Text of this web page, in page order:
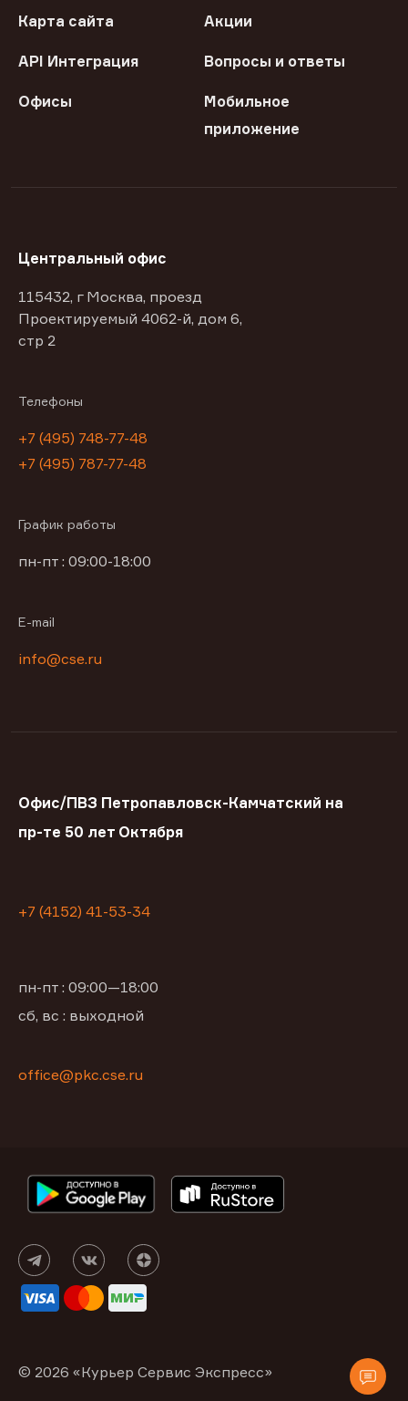
Карта сайта Акции
API Интеграция Вопросы и ответы
Офисы
Мобильное
приложение
Центральный офис
115432, г Москва, проезд
Проектируемый 4062-й, дом 6,
стр 2
Телефоны
+7 (495) 748-77-48
+7 (495) 787-77-48
График работы
пн-пт : 09:00-18:00
E-mail
info@cse.ru
Офис/ПВЗ Петропавловск-Камчатский на
пр-те 50 лет Октября
+7 (4152) 41-53-34
пн-пт : 09:00—18:00
сб, вс : выходной
office@pkc.cse.ru
© 2026 «Курьер Сервис Экспресс»